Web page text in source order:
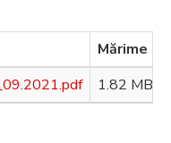
Mărime
1.82 MB